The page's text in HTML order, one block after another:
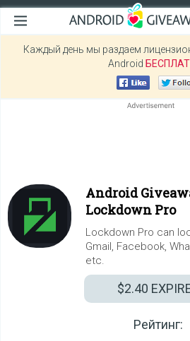
Каждый день мы раздаем
Android
Android
Lockdown Pro
Lockdown Pro can
Gmail, Facebook,
etc.
$2.40
Рейтинг: